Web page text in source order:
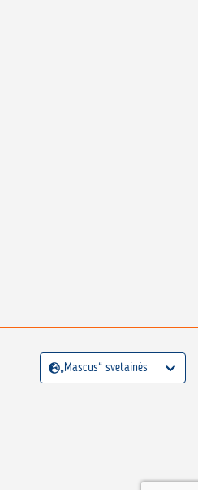
„Mascus“ svetainės